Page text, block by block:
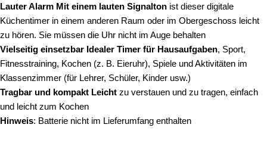
Lauter Alarm Mit einem lauten Signalton ist dieser digitale
Küchentimer in einem anderen Raum oder im Obergeschoss leicht
zu hören. Sie müssen die Uhr nicht im Auge behalten
Vielseitig einsetzbar Idealer Timer für Hausaufgaben, Sport,
Fitnesstraining, Kochen (z. B. Eieruhr), Spiele und Aktivitäten im
Klassenzimmer (für Lehrer, Schüler, Kinder usw.)
Tragbar und kompakt Leicht zu verstauen und zu tragen, einfach
und leicht zum Kochen
Hinweis: Batterie nicht im Lieferumfang enthalten